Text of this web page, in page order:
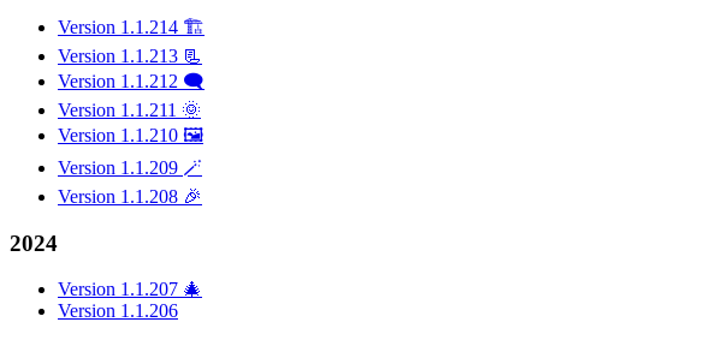
Version 1.1.214 🏗️
Version 1.1.213 📃
Version 1.1.212 🗨️
Version 1.1.211 🌞
Version 1.1.210 🖼️
Version 1.1.209 🪄
Version 1.1.208 🎉
2024
Version 1.1.207 🎄
Version 1.1.206